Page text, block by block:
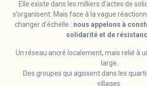
Elle existe dans les milliers d’actes de
s’organisent. Mais face à la vague
changer d’échelle : nous appelons à
solidarité et de
Un réseau ancré localement, mais relié à
large.
Des groupes qui agissent dans les
villages.